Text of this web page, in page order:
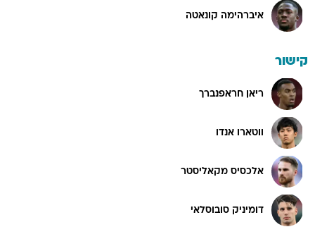
איברהימה קונאטה
קישור
ריאן חראפנברך
ווטארו אנדו
אלכסיס מקאליסטר
דומיניק סובוסלאי